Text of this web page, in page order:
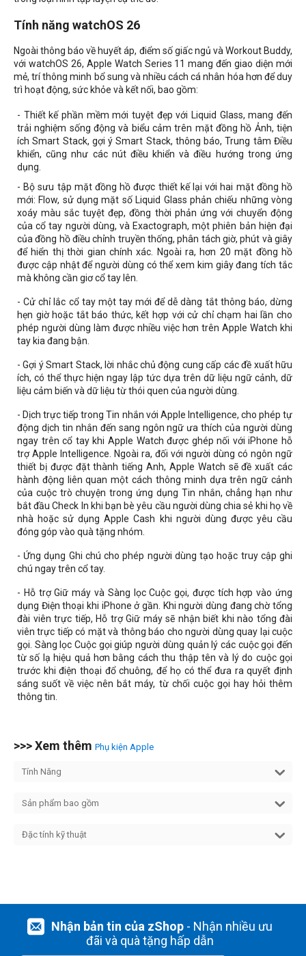
Tính năng watchOS 26
Ngoài thông báo về huyết áp, điểm số giấc ngủ và Workout Buddy,
với watchOS 26, Apple Watch Series 11 mang đến giao diện mới
mẻ, trí thông minh bổ sung và nhiều cách cá nhân hóa hơn để duy
trì hoạt động, sức khỏe và kết nối, bao gồm:
- Thiết kế phần mềm mới tuyệt đẹp với Liquid Glass, mang đến
trải nghiệm sống động và biểu cảm trên mặt đồng hồ Ảnh, tiện
ích Smart Stack, gợi ý Smart Stack, thông báo, Trung tâm Điều
khiển, cũng như các nút điều khiển và điều hướng trong ứng
dụng.
- Bộ sưu tập mặt đồng hồ được thiết kế lại với hai mặt đồng hồ
mới: Flow, sử dụng mặt số Liquid Glass phản chiếu những vòng
xoáy màu sắc tuyệt đẹp, đồng thời phản ứng với chuyển động
của cổ tay người dùng, và Exactograph, một phiên bản hiện đại
của đồng hồ điều chỉnh truyền thống, phân tách giờ, phút và giây
để hiển thị thời gian chính xác. Ngoài ra, hơn 20 mặt đồng hồ
được cập nhật để người dùng có thể xem kim giây đang tích tắc
mà không cần giơ cổ tay lên.
- Cử chỉ lắc cổ tay một tay mới để dễ dàng tắt thông báo, dừng
hẹn giờ hoặc tắt báo thức, kết hợp với cử chỉ chạm hai lần cho
phép người dùng làm được nhiều việc hơn trên Apple Watch khi
tay kia đang bận.
- Gợi ý Smart Stack, lời nhắc chủ động cung cấp các đề xuất hữu
ích, có thể thực hiện ngay lập tức dựa trên dữ liệu ngữ cảnh, dữ
liệu cảm biến và dữ liệu từ thói quen của người dùng.
- Dịch trực tiếp trong Tin nhắn với Apple Intelligence, cho phép tự
động dịch tin nhắn đến sang ngôn ngữ ưa thích của người dùng
ngay trên cổ tay khi Apple Watch được ghép nối với iPhone hỗ
trợ Apple Intelligence. Ngoài ra, đối với người dùng có ngôn ngữ
thiết bị được đặt thành tiếng Anh, Apple Watch sẽ đề xuất các
hành động liên quan một cách thông minh dựa trên ngữ cảnh
của cuộc trò chuyện trong ứng dụng Tin nhắn, chẳng hạn như
bắt đầu Check In khi bạn bè yêu cầu người dùng chia sẻ khi họ về
nhà hoặc sử dụng Apple Cash khi người dùng được yêu cầu
đóng góp vào quà tặng nhóm.
- Ứng dụng Ghi chú cho phép người dùng tạo hoặc truy cập ghi
chú ngay trên cổ tay.
- Hỗ trợ Giữ máy và Sàng lọc Cuộc gọi, được tích hợp vào ứng
dụng Điện thoại khi iPhone ở gần. Khi người dùng đang chờ tổng
đài viên trực tiếp, Hỗ trợ Giữ máy sẽ nhận biết khi nào tổng đài
viên trực tiếp có mặt và thông báo cho người dùng quay lại cuộc
gọi. Sàng lọc Cuộc gọi giúp người dùng quản lý các cuộc gọi đến
từ số lạ hiệu quả hơn bằng cách thu thập tên và lý do cuộc gọi
trước khi điện thoại đổ chuông, để họ có thể đưa ra quyết định
sáng suốt về việc nên bắt máy, từ chối cuộc gọi hay hỏi thêm
thông tin.
>>> Xem thêm Phụ kiện Apple
Tính Năng
Sản phẩm bao gồm
Đặc tính kỹ thuật
Nhận bản tin của zShop- Nhận nhiều ưu
đãi và quà tặng hấp dẫn